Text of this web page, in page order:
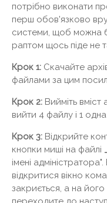
потрібно виконати
перш обов'язково
системи, щоб можна
раптом щось піде не
Крок 1: Скачайте
файлами за цим
Крок 2: Вийміть
вийти 4 файлу і 1 одна
Крок 3: Відкрийте
кнопки миші на файлі
імені
відкритися вікно
закриється, а на його